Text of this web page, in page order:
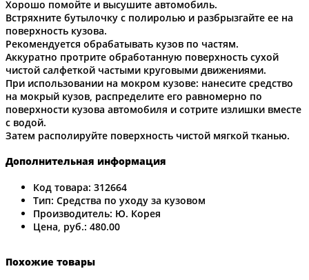
Хорошо помойте и высушите автомобиль.
Встряхните бутылочку с полиролью и разбрызгайте ее на
поверхность кузова.
Рекомендуется обрабатывать кузов по частям.
Аккуратно протрите обработанную поверхность сухой
чистой салфеткой частыми круговыми движениями.
При использовании на мокром кузове: нанесите средство
на мокрый кузов, распределите его равномерно по
поверхности кузова автомобиля и сотрите излишки вместе
с водой.
Затем располируйте поверхность чистой мягкой тканью.
Дополнительная информация
Код товара: 312664
Тип: Средства по уходу за кузовом
Производитель: Ю. Корея
Цена, руб.: 480.00
Похожие товары